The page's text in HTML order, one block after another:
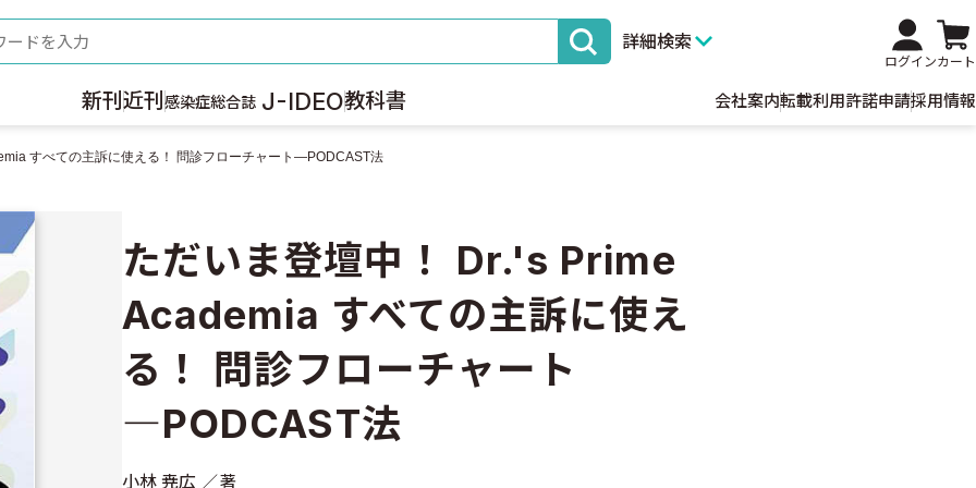
詳細検索
ログインカート
新刊 近刊 感染症総合誌 J-IDEO教科書 会社案内転載利用許諾申請採用情報
すべての主訴に使える！ 問診フローチャート―PODCAST法
ただいま登壇中！ Dr.'s Prime
Academia すべての主訴に使え
る！ 問診フローチャート
―PODCAST法
小林 尭広 著